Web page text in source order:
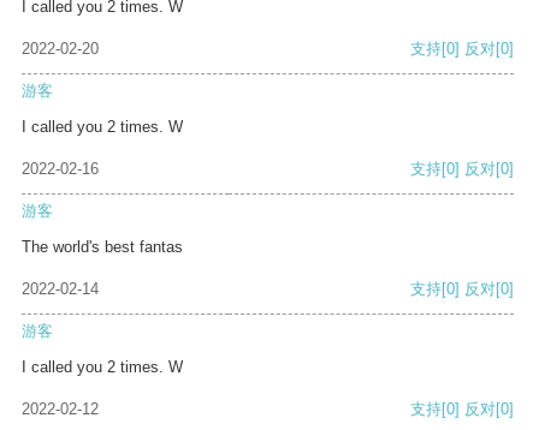
I called you 2 times. W
2022-02-20 支持[0] 反对[0]
游客
I called you 2 times. W
2022-02-16 支持[0] 反对[0]
游客
The world's best fantas
2022-02-14 支持[0] 反对[0]
游客
I called you 2 times. W
2022-02-12 支持[0] 反对[0]